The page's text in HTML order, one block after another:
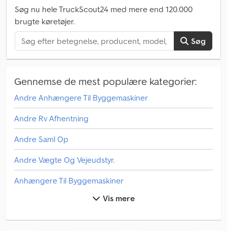
Søg nu hele TruckScout24 med mere end 120.000
brugte køretøjer.
Søg
Gennemse de mest populære kategorier:
Andre Anhængere Til Byggemaskiner
Andre Rv Afhentning
Andre Saml Op
Andre Vægte Og Vejeudstyr.
Anhængere Til Byggemaskiner
Bortskaffelse Af Affald
Vis mere